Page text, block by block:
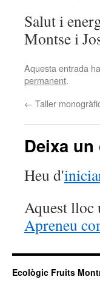
Salut i
Montse i
Aquesta entrada
permanent.
← Taller
Deixa
Heu d'
Aquest lloc
Apreneu
Ecològic Fruits